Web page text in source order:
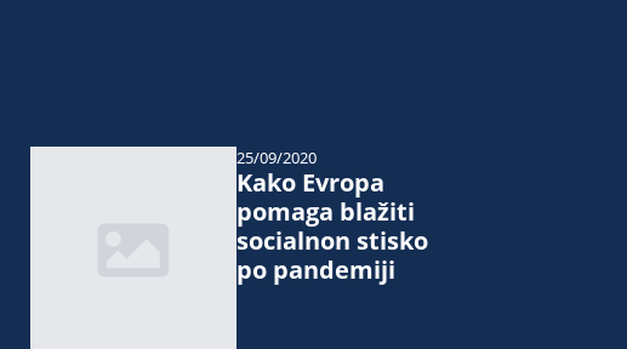
Kako Evropa
pomaga blažiti
socialnon stisko
po pandemiji
25/09/2020